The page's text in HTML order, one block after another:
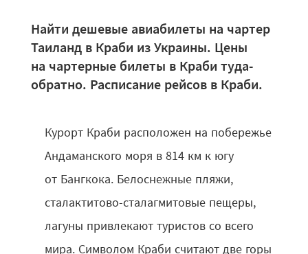
Найти дешевые авиабилеты на чартер
Таиланд в Краби из Украины. Цены
на чартерные билеты в Краби туда-
обратно. Расписание рейсов в Краби.
Курорт Краби расположен на побережье
Андаманского моря в 814 км к югу
от Бангкока. Белоснежные пляжи,
сталактитово-сталагмитовые пещеры,
лагуны привлекают туристов со всего
мира. Символом Краби считают две горы